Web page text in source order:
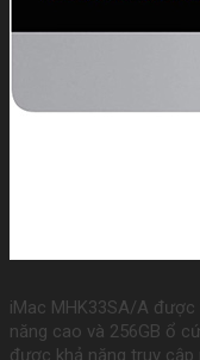
iMac MHK33SA/A được
năng cao và 256GB ổ
được khả năng truy cập